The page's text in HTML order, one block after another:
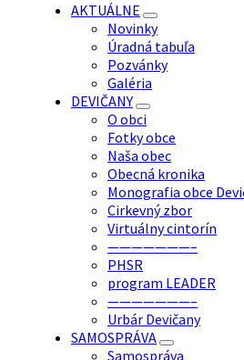
AKTUÁLNE
Novinky
Úradná tabuľa
Pozvánky
Galéria
DEVIČANY
O obci
Fotky obce
Naša obec
Obecná kronika
Monografia obce
Cirkevný zbor
Virtuálny cintorín
———————–
PHSR
program LEADER
———————–
Urbár Devičany
SAMOSPRÁVA
Samospráva